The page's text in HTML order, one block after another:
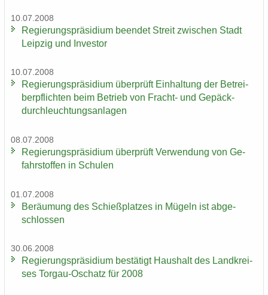
10.07.2008
Re­gie­rungs­prä­si­di­um be­en­det Streit zwi­schen Stadt
Leip­zig und In­ves­tor
10.07.2008
Re­gie­rungs­prä­si­di­um über­prüft Ein­hal­tung der Be­trei­
ber­pflich­ten beim Be­trieb von Fracht-​ und Ge­päck­
durch­leuch­tungs­an­la­gen
08.07.2008
Re­gie­rungs­prä­si­di­um über­prüft Ver­wen­dung von Ge­
fahr­stof­fen in Schu­len
01.07.2008
Be­räu­mung des Schieß­plat­zes in Mü­geln ist ab­ge­
schlos­sen
30.06.2008
Re­gie­rungs­prä­si­di­um be­stä­tigt Haus­halt des Land­krei­
ses Torgau-​Oschatz für 2008